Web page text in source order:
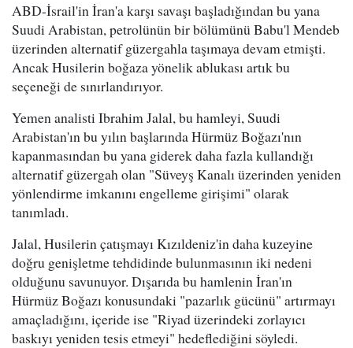
ABD-İsrail'in İran'a karşı savaşı başladığından bu yana
Suudi Arabistan, petrolünün bir bölümünü Babu'l Mendeb
üzerinden alternatif güzergahla taşımaya devam etmişti.
Ancak Husilerin boğaza yönelik ablukası artık bu
seçeneği de sınırlandırıyor.
Yemen analisti Ibrahim Jalal, bu hamleyi, Suudi
Arabistan'ın bu yılın başlarında Hürmüz Boğazı'nın
kapanmasından bu yana giderek daha fazla kullandığı
alternatif güzergah olan "Süveyş Kanalı üzerinden yeniden
yönlendirme imkanını engelleme girişimi" olarak
tanımladı.
Jalal, Husilerin çatışmayı Kızıldeniz'in daha kuzeyine
doğru genişletme tehdidinde bulunmasının iki nedeni
olduğunu savunuyor. Dışarıda bu hamlenin İran'ın
Hürmüz Boğazı konusundaki "pazarlık gücünü" artırmayı
amaçladığını, içeride ise "Riyad üzerindeki zorlayıcı
baskıyı yeniden tesis etmeyi" hedeflediğini söyledi.